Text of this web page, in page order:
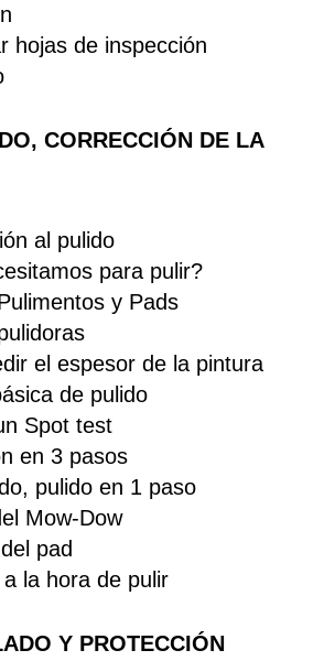
hojas de inspección
CORRECCIÓN DE LA
al pulido
para pulir?
y Pads
el espesor de la pintura
de pulido
Spot test
en 3 pasos
pulido en 1 paso
Mow-Dow
pad
la hora de pulir
Y PROTECCIÓN